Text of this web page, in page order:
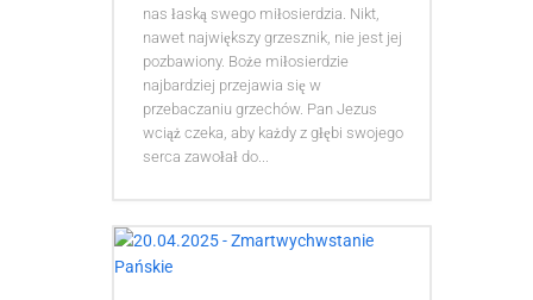
nas łaską swego miłosierdzia. Nikt,
nawet największy grzesznik, nie jest jej
pozbawiony. Boże miłosierdzie
najbardziej przejawia się w
przebaczaniu grzechów. Pan Jezus
wciąż czeka, aby każdy z głębi swojego
serca zawołał do...